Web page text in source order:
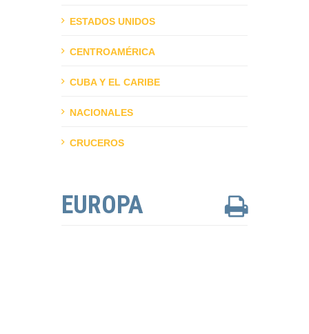
ESTADOS UNIDOS
CENTROAMÉRICA
CUBA Y EL CARIBE
NACIONALES
CRUCEROS
EUROPA